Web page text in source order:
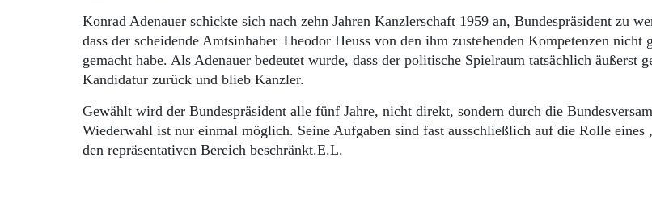
Konrad Adenauer schickte sich nach zehn Jahren Kanzlerschaft 1959 an, Bundespräsident zu
dass der scheidende Amtsinhaber Theodor Heuss von den ihm zustehenden Kompetenzen nicht
gemacht habe. Als Adenauer bedeutet wurde, dass der politische Spielraum tatsächlich äußerst
Kandidatur zurück und blieb Kanzler.
Gewählt wird der Bundespräsident alle fünf Jahre, nicht direkt, sondern durch die
Wiederwahl ist nur einmal möglich. Seine Aufgaben sind fast ausschließlich auf die Rolle eines
den repräsentativen Bereich beschränkt.E.L.